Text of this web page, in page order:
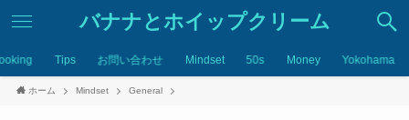
バナナとホイップクリーム
Tips お問い合わせ Mindset 50s Money Yokohama
ホーム Mindset General